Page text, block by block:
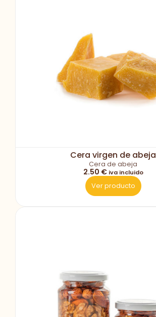
Cera virgen de abeja
Cera de abeja
2.50 € iva incluido
Ver producto